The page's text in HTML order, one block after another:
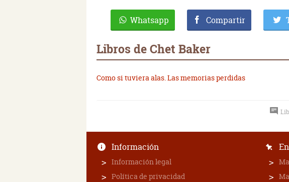
Whatsapp Compartir
Libros de Chet Baker
Como si tuviera alas. Las memorias perdidas
Información
Información legal
Política de privacidad